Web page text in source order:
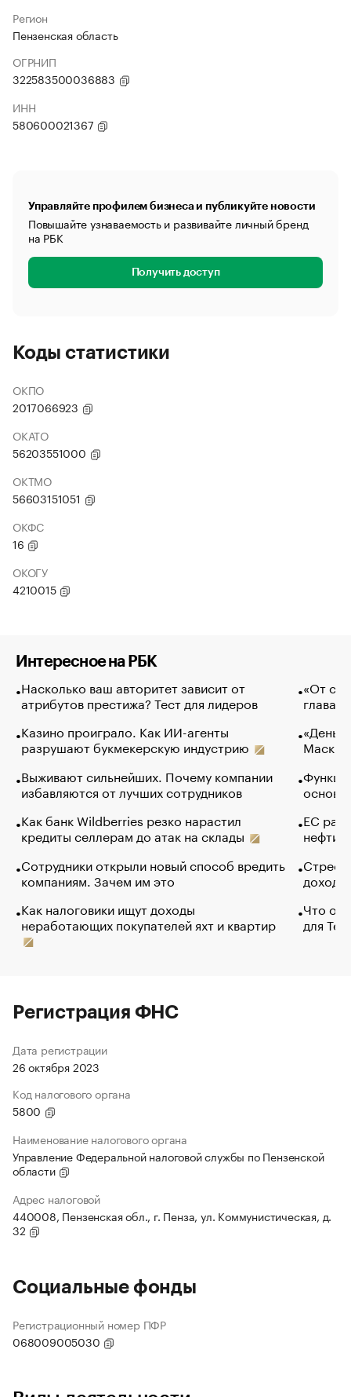
Регион
Пензенская область
ОГРНИП
322583500036883
ИНН
580600021367
Управляйте профилем бизнеса и публикуйте новости
Повышайте узнаваемость и развивайте личный бренд
на РБК
Получить доступ
Коды статистики
ОКПО
2017066923
ОКАТО
56203551000
ОКТМО
56603151051
ОКФС
16
ОКОГУ
4210015
Интересное на РБК
Насколько ваш авторитет зависит от
атрибутов престижа? Тест для лидеров
Казино проиграло. Как ИИ-агенты
разрушают букмекерскую индустрию
Выживают сильнейших. Почему компании
избавляются от лучших сотрудников
Как банк Wildberries резко нарастил
кредиты селлерам до атак на склады
Сотрудники открыли новый способ вредить
компаниям. Зачем им это
Как налоговики ищут доходы
неработающих покупателей яхт и квартир
«От
глава
Маск в
основ
ЕС
нефти
Что
для
Регистрация ФНС
Дата регистрации
26 октября 2023
Код налогового органа
5800
Наименование налогового органа
Управление Федеральной налоговой службы по Пензенской
области
Адрес налоговой
440008, Пензенская обл., г. Пенза, ул. Коммунистическая, д.
32
Социальные фонды
Регистрационный номер ПФР
068009005030